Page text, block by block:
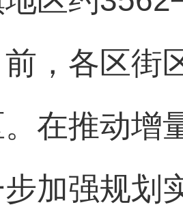
前，各区街
在推动增
加强规划